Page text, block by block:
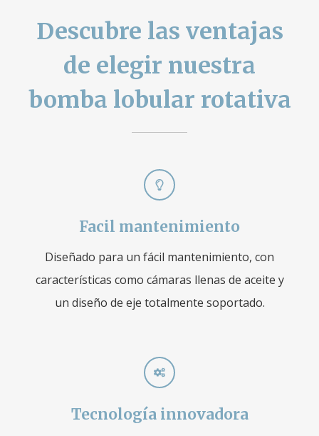
Descubre las ventajas
de elegir nuestra
bomba lobular rotativa
Facil mantenimiento
Diseñado para un fácil mantenimiento, con
características como cámaras llenas de aceite y
un diseño de eje totalmente soportado.
Tecnología innovadora